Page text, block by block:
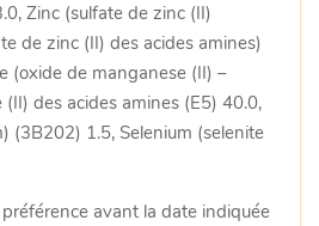
Zinc (sulfate de zinc (II)
de zinc (II) des acides amines)
(oxide de manganese (II) –
des acides amines (E5) 40.0,
(3B202) 1.5, Selenium (selenite
avant la date indiquée